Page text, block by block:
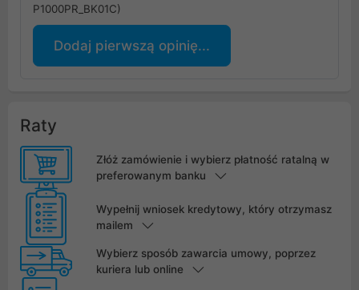
P1000PR_BK01C)
Dodaj pierwszą opinię...
Raty
Złóż zamówienie i wybierz płatność ratalną w
preferowanym banku
Wypełnij wniosek kredytowy, który otrzymasz
mailem
Wybierz sposób zawarcia umowy, poprzez
kuriera lub online